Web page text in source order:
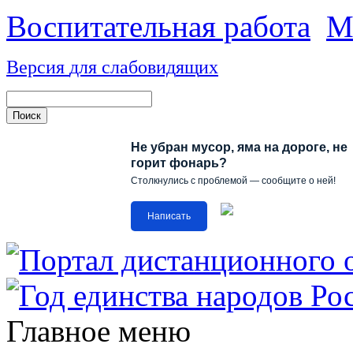
Воспитательная работа
Версия для слабовидящих
Не убран мусор, яма на дороге, не
горит фонарь?
Столкнулись с проблемой — сообщите о ней!
Написать
Главное меню